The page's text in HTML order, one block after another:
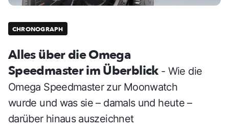
CHRONOGRAPH
Alles über die Omega
Speedmaster im Überblick - Wie die
Omega Speedmaster zur Moonwatch
wurde und was sie – damals und heute –
darüber hinaus auszeichnet